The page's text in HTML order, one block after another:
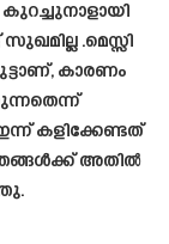
.മെസ്സി
കാരണം
കളിക്കേണ്ടത്
അതിൽ